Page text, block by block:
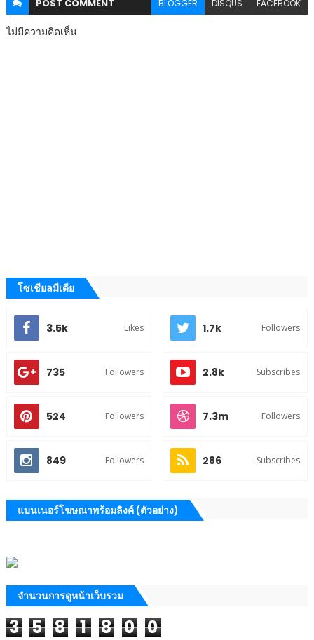
POST COMMENT BLOGGER DISQUS FACEBOOK
ไม่มีความคิดเห็น
โซเชียลมีเดีย
3.5k Likes 1.7k Followers
735 Followers 2.8k Subscribes
524 Followers 7.3m Followers
849 Followers 286 Subscribes
แบนเนอร์โฆษณาพร้อมลิงค์ (ตัวอย่าง)
จำนวนการดูหน้าเว็บรวม
3 5 8 1 8 0 0